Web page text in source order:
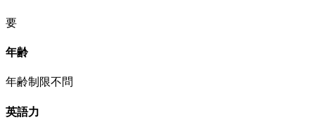
要
年齢
年齢制限不問
英語力